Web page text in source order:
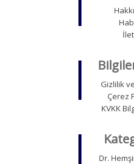
Gizlilik
Çerez
KVKK
Dr.